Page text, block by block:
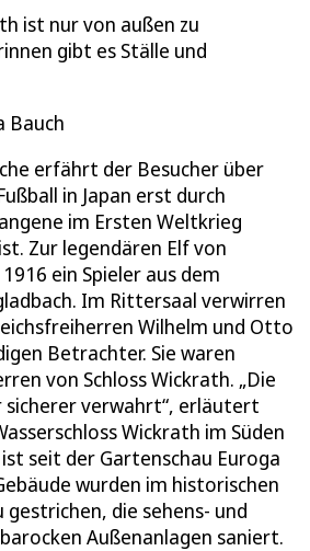
ist nur von außen zu
gibt es Ställe und
Bauch
erfährt der Besucher über
in Japan erst durch
im Ersten Weltkrieg
Zur legendären Elf von
ein Spieler aus dem
Im Rittersaal verwirren
Wilhelm und Otto
Betrachter. Sie waren
von Schloss Wickrath. „Die
sicherer verwahrt“, erläutert
Wickrath im Süden
seit der Gartenschau Euroga
wurden im historischen
die sehens- und
Außenanlagen saniert.